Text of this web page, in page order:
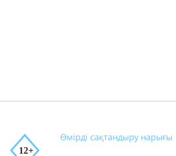
Өмірді сақтандыру нарығы